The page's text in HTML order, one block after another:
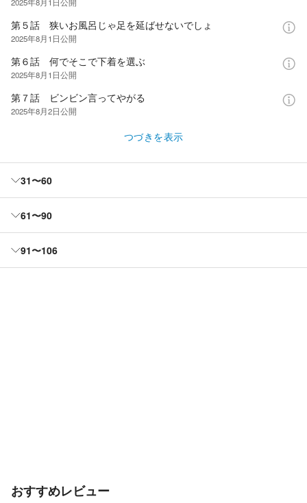
第５話 狭いお風呂じゃ足を延ばせないでしょ
2025年8月1日公開
第６話 何でそこで下着を選ぶ
2025年8月1日公開
第７話 ビンビン言ってやがる
2025年8月2日公開
つづきを表示
31〜60
61〜90
91〜106
おすすめレビュー